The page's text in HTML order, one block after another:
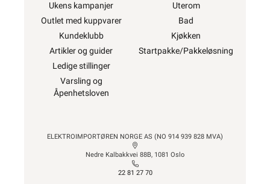
Ukens kampanjer
Outlet med kuppvarer
Kundeklubb
Artikler og guider
Ledige stillinger
Varsling og
Åpenhetsloven
Uterom
Bad
Kjøkken
Startpakke/Pakkeløsning
ELEKTROIMPORTØREN NORGE AS (NO 914 939 828 MVA)
Nedre Kalbakkvei 88B, 1081 Oslo
22 81 27 70